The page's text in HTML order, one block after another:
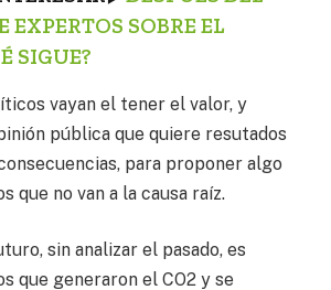
EXPERTOS SOBRE EL
SIGUE?
vayan el tener el valor, y
pública que quiere resutados
para proponer algo
que no van a la causa raíz.
sin analizar el pasado, es
que generaron el CO2 y se